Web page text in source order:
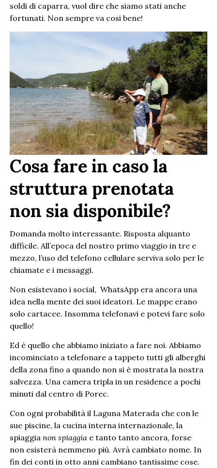
soldi di caparra, vuol dire che siamo stati anche
fortunati. Non sempre va cosi bene!
Cosa fare in caso la
struttura prenotata
non sia disponibile?
Domanda molto interessante. Risposta alquanto
difficile. All’epoca del nostro primo viaggio in tre e
mezzo, l’uso del telefono cellulare serviva solo per le
chiamate e i messaggi.
Non esistevano i social, WhatsApp era ancora una
idea nella mente dei suoi ideatori. Le mappe erano
solo cartacee. Insomma telefonavi e potevi fare solo
quello!
Ed è quello che abbiamo iniziato a fare noi. Abbiamo
incominciato a telefonare a tappeto tutti gli alberghi
della zona fino a quando non si è mostrata la nostra
salvezza. Una camera tripla in un residence a pochi
minuti dal centro di Porec.
Con ogni probabilità il Laguna Materada che con le
sue piscine, la cucina interna internazionale, la
spiaggia non spiaggia e tanto tanto ancora, forse
non esisterà nemmeno più. Avrà cambiato nome. In
fin dei conti in otto anni cambiano tantissime cose.